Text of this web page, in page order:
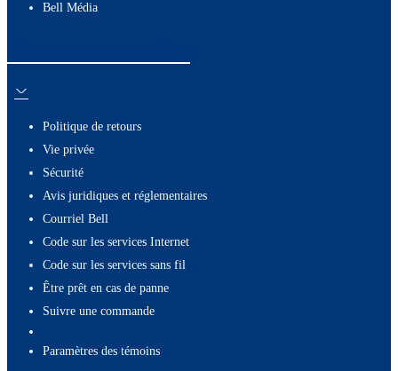
Bell Média
Politique de retours
Vie privée
Sécurité
Avis juridiques et réglementaires
Courriel Bell
Code sur les services Internet
Code sur les services sans fil
Être prêt en cas de panne
Suivre une commande
paramètres des témoins